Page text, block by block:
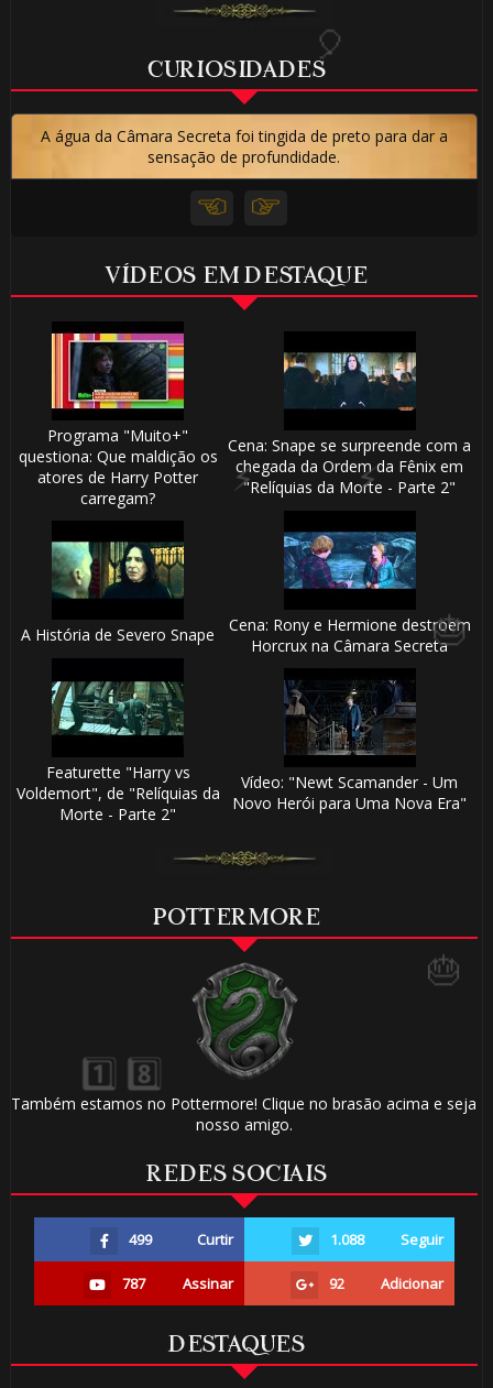
CURIOSIDADES
A água da Câmara Secreta foi tingida de preto para dar a
sensação de profundidade.
VÍDEOS EM DESTAQUE
Programa "Muito+"
questiona: Que maldição os
atores de Harry Potter
carregam?
Cena: Snape se surpreende com a
chegada da Ordem da Fênix em
"Relíquias da Morte - Parte 2"
A História de Severo Snape
Cena: Rony e Hermione destroem
Horcrux na Câmara Secreta
Featurette "Harry vs
Voldemort", de "Relíquias da
Morte - Parte 2"
Vídeo: "Newt Scamander - Um
Novo Herói para Uma Nova Era"
POTTERMORE
Também estamos no Pottermore! Clique no brasão acima e seja
nosso amigo.
REDES SOCIAIS
499 Curtir 1.088 Seguir
787 Assinar 92 Adicionar
DESTAQUES
🎈
⚡